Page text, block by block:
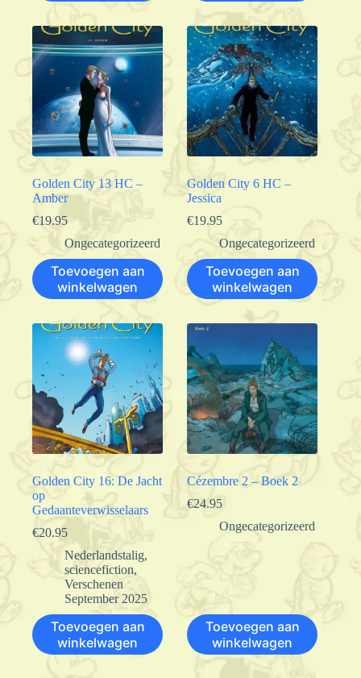
Golden City 13 HC –
Amber
€19.95
Ongecategorizeerd
Toevoegen aan
winkelwagen
Golden City 6 HC –
Jessica
€19.95
Ongecategorizeerd
Toevoegen aan
winkelwagen
Golden City 16: De Jacht
op
Gedaanteverwisselaars
€20.95
Nederlandstalig,
sciencefiction,
Verschenen
September 2025
Toevoegen aan
winkelwagen
Cézembre 2 – Boek 2
€24.95
Ongecategorizeerd
Toevoegen aan
winkelwagen